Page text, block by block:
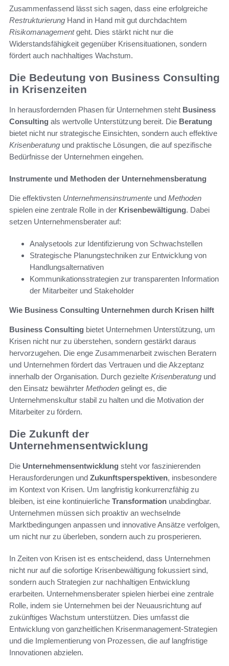
Zusammenfassend lässt sich sagen, dass eine erfolgreiche
Restrukturierung Hand in Hand mit gut durchdachtem
Risikomanagementgeht. Dies stärkt nicht nur die
Widerstandsfähigkeit gegenüber Krisensituationen, sondern
fördert auch nachhaltiges Wachstum.
Die Bedeutung von Business Consulting
in Krisenzeiten
In herausfordernden Phasen für Unternehmen steht Business
Consulting als wertvolle Unterstützung bereit. Die Beratung
bietet nicht nur strategische Einsichten, sondern auch effektive
Krisenberatung und praktische Lösungen, die auf spezifische
Bedürfnisse der Unternehmen eingehen.
Instrumente und Methoden der Unternehmensberatung
Die effektivsten Unternehmensinstrumente und Methoden
spielen eine zentrale Rolle in der Krisenbewältigung. Dabei
setzen Unternehmensberater auf:
Analysetools zur Identifizierung von Schwachstellen
Strategische Planungstechniken zur Entwicklung von
Handlungsalternativen
Kommunikationsstrategien zur transparenten Information
der Mitarbeiter und Stakeholder
Wie Business Consulting Unternehmen durch Krisen hilft
Business Consulting bietet Unternehmen Unterstützung, um
Krisen nicht nur zu überstehen, sondern gestärkt daraus
hervorzugehen. Die enge Zusammenarbeit zwischen Beratern
und Unternehmen fördert das Vertrauen und die Akzeptanz
innerhalb der Organisation. Durch gezielte Krisenberatung und
den Einsatz bewährter Methoden gelingt es, die
Unternehmenskultur stabil zu halten und die Motivation der
Mitarbeiter zu fördern.
Die Zukunft der
Unternehmensentwicklung
Die Unternehmensentwicklung steht vor faszinierenden
Herausforderungen und Zukunftsperspektiven, insbesondere
im Kontext von Krisen. Um langfristig konkurrenzfähig zu
bleiben, ist eine kontinuierliche Transformation unabdingbar.
Unternehmen müssen sich proaktiv an wechselnde
Marktbedingungen anpassen und innovative Ansätze verfolgen,
um nicht nur zu überleben, sondern auch zu prosperieren.
In Zeiten von Krisen ist es entscheidend, dass Unternehmen
nicht nur auf die sofortige Krisenbewältigung fokussiert sind,
sondern auch Strategien zur nachhaltigen Entwicklung
erarbeiten. Unternehmensberater spielen hierbei eine zentrale
Rolle, indem sie Unternehmen bei der Neuausrichtung auf
zukünftiges Wachstum unterstützen. Dies umfasst die
Entwicklung von ganzheitlichen Krisenmanagement-Strategien
und die Implementierung von Prozessen, die auf langfristige
Innovationen abzielen.